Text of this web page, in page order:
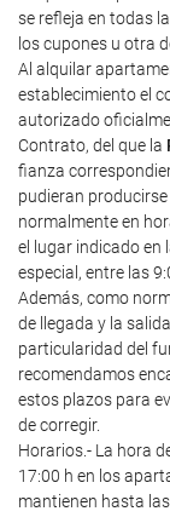
se refleja en todas
los cupones u otra
Al alquilar
establecimiento el
autorizado
Contrato, del que la
fianza
pudieran producirse
normalmente en
el lugar indicado
especial, entre las
Además, como
de llegada y la
particularidad del
recomendamos
estos plazos para
de corregir.
Horarios.- La hora
17:00 h en los
mantienen hasta